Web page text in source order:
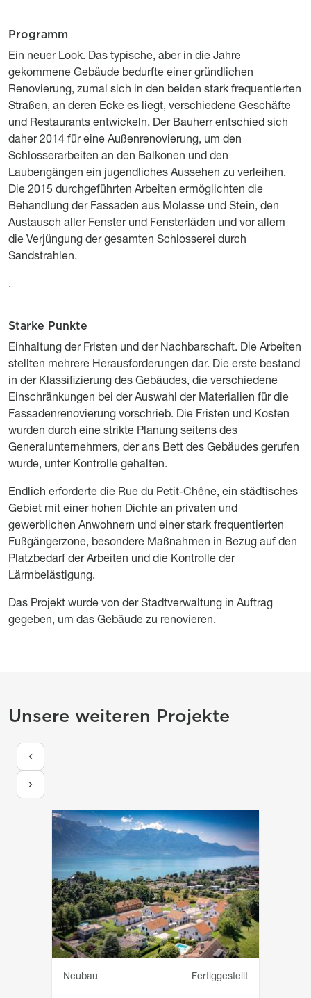
Titre
Programm
Description
Ein neuer Look. Das typische, aber in die Jahre
gekommene Gebäude bedurfte einer gründlichen
Renovierung, zumal sich in den beiden stark frequentierten
Straßen, an deren Ecke es liegt, verschiedene Geschäfte
und Restaurants entwickeln. Der Bauherr entschied sich
daher 2014 für eine Außenrenovierung, um den
Schlosserarbeiten an den Balkonen und den
Laubengängen ein jugendliches Aussehen zu verleihen.
Die 2015 durchgeführten Arbeiten ermöglichten die
Behandlung der Fassaden aus Molasse und Stein, den
Austausch aller Fenster und Fensterläden und vor allem
die Verjüngung der gesamten Schlosserei durch
Sandstrahlen.
.
Titre
Starke Punkte
Description
Einhaltung der Fristen und der Nachbarschaft. Die Arbeiten
stellten mehrere Herausforderungen dar. Die erste bestand
in der Klassifizierung des Gebäudes, die verschiedene
Einschränkungen bei der Auswahl der Materialien für die
Fassadenrenovierung vorschrieb. Die Fristen und Kosten
wurden durch eine strikte Planung seitens des
Generalunternehmers, der ans Bett des Gebäudes gerufen
wurde, unter Kontrolle gehalten.
Endlich erforderte die Rue du Petit-Chêne, ein städtisches
Gebiet mit einer hohen Dichte an privaten und
gewerblichen Anwohnern und einer stark frequentierten
Fußgängerzone, besondere Maßnahmen in Bezug auf den
Platzbedarf der Arbeiten und die Kontrolle der
Lärmbelästigung.
Das Projekt wurde von der Stadtverwaltung in Auftrag
gegeben, um das Gebäude zu renovieren.
Titre section Projets mis en avant
Unsere weiteren Projekte
Image
Service principal
Neubau Statut
Fertiggestellt